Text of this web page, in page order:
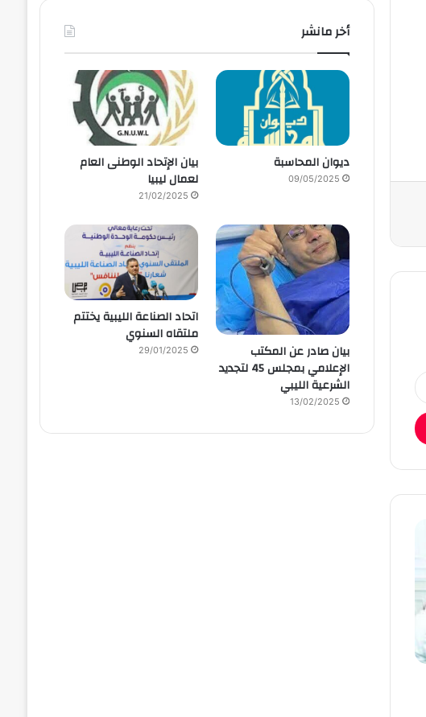
أخر مانشر
ديوان المحاسبة
09/05/2025
بيان الإتحاد الوطنى العام
لعمال ليبيا
21/02/2025
بيان صادر عن المكتب
الإعلامي بمجلس 45 لتجديد
الشرعية الليبي
13/02/2025
اتحاد الصناعة الليبية يختتم
ملتقاه السنوي
29/01/2025